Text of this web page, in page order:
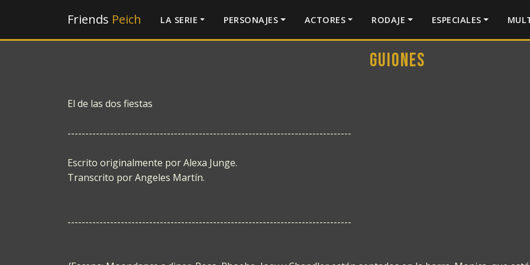
Friends Peich LA SERIE PERSONAJES ACTORES RODAJE ESPECIALES
Guiones
El de las dos fiestas
--------------------------------------------------------------------------------
Escrito originalmente por Alexa Junge.
Transcrito por Angeles Martín.
--------------------------------------------------------------------------------